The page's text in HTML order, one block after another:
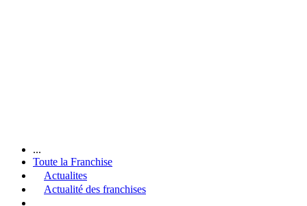
...
Toute la Franchise
Actualites
Actualité des franchises